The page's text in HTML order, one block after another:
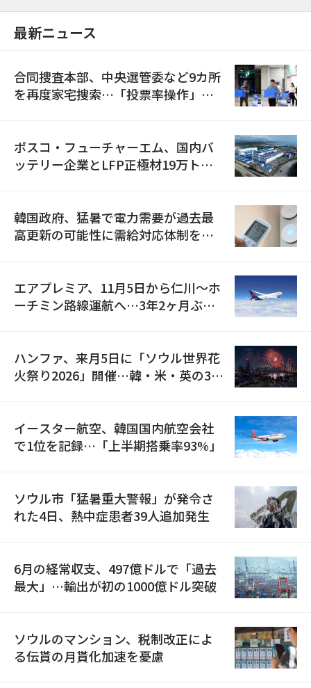
最新ニュース
合同捜査本部、中央選管委など9カ所
を再度家宅捜索…「投票率操作」の
ポスコ・フューチャーエム、国内バ
ッテリー企業とLFP正極材19万トン
韓国政府、猛暑で電力需要が過去最
高更新の可能性に需給対応体制を点
エアプレミア、11月5日から仁川〜ホ
ーチミン路線運航へ…3年2ヶ月ぶり
ハンファ、来月5日に「ソウル世界花
火祭り2026」開催…韓・米・英の3カ
イースター航空、韓国国内航空会社
で1位を記録…「上半期搭乗率93%」
ソウル市「猛暑重大警報」が発令さ
れた4日、熱中症患者39人追加発生
6月の経常収支、497億ドルで「過去
最大」…輸出が初の1000億ドル突破
ソウルのマンション、税制改正によ
る伝貰の月貰化加速を憂慮